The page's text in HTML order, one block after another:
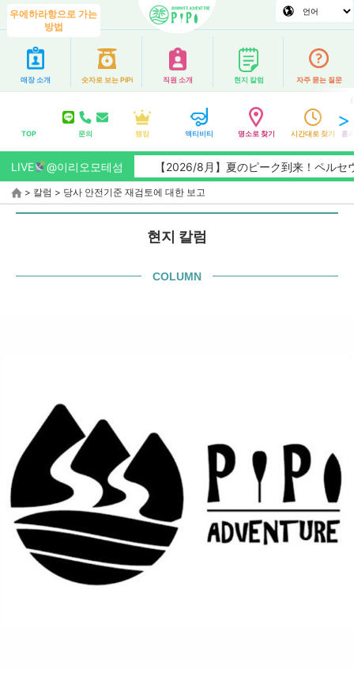
우에하라항으로 가는
방법
매장 소개 숫자로 보는 PiPi 직원 소개 현지 칼럼 자주 묻는 질문
TOP 문의 랭킹 액티비티 명소로 찾기 시간대로 찾기 홈
LIVE @이리오모테섬 【2026/8月】夏のピーク到来！ペルセ
> 칼럼 > 당사 안전기준 재검토에 대한 보고
현지 칼럼
COLUMN